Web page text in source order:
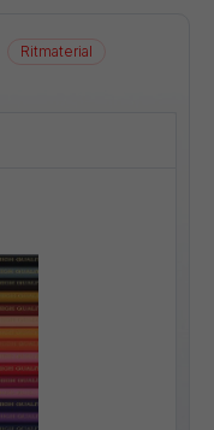
Ritmaterial